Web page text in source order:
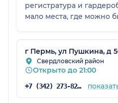
регистратура и
мало места, где можно
остальном клиника
впечатление –
очень вежливы,
клиники я тоже
ходил. А вот момент с
г Пермь, ул Пушкина, д
Свердловский район
Открыто до 21:00
+7 (342) 273-82-37